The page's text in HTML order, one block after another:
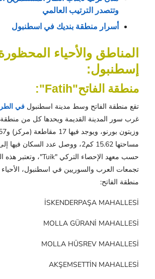
وتتصدر الترتيب العالمي
أسرار منطقة بنديك في اسطنبول
المناطق والأحياء
إسطنبول:
منطقة الفاتح"Fatih"
:
تقع منطقة الفاتح وسط مدينة اسطنبول في
غرب سور المدينة القديمة ويحدها كل من
حسب معهد الإحصاء التركي "Tuik"،
وتعتبر هذه
تجمعات العرب والسوريين في اسطنبول،
منطقة الفاتح:
İSKENDERPAŞA MAHALLESİ
MOLLA GÜRANİ MAHALLESİ
MOLLA HÜSREV MAHALLESİ
AKŞEMSETTİN MAHALLESİ